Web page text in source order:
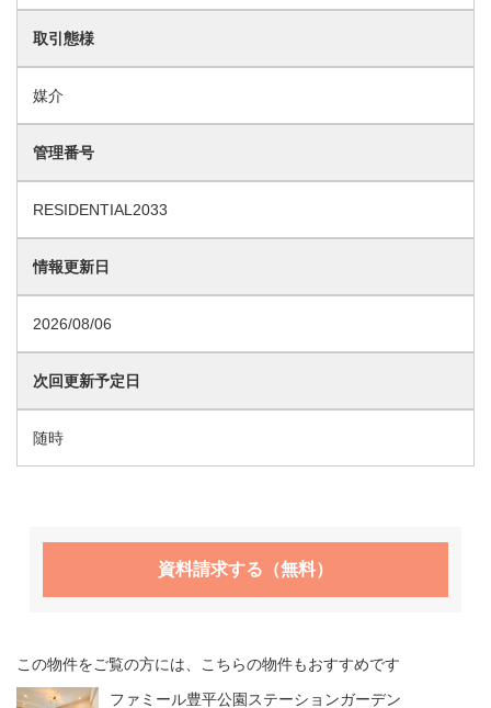
取引態様
媒介
管理番号
RESIDENTIAL2033
情報更新日
2026/08/06
次回更新予定日
随時
資料請求する（無料）
この物件をご覧の方には、こちらの物件もおすすめです
ファミール豊平公園ステーションガーデン